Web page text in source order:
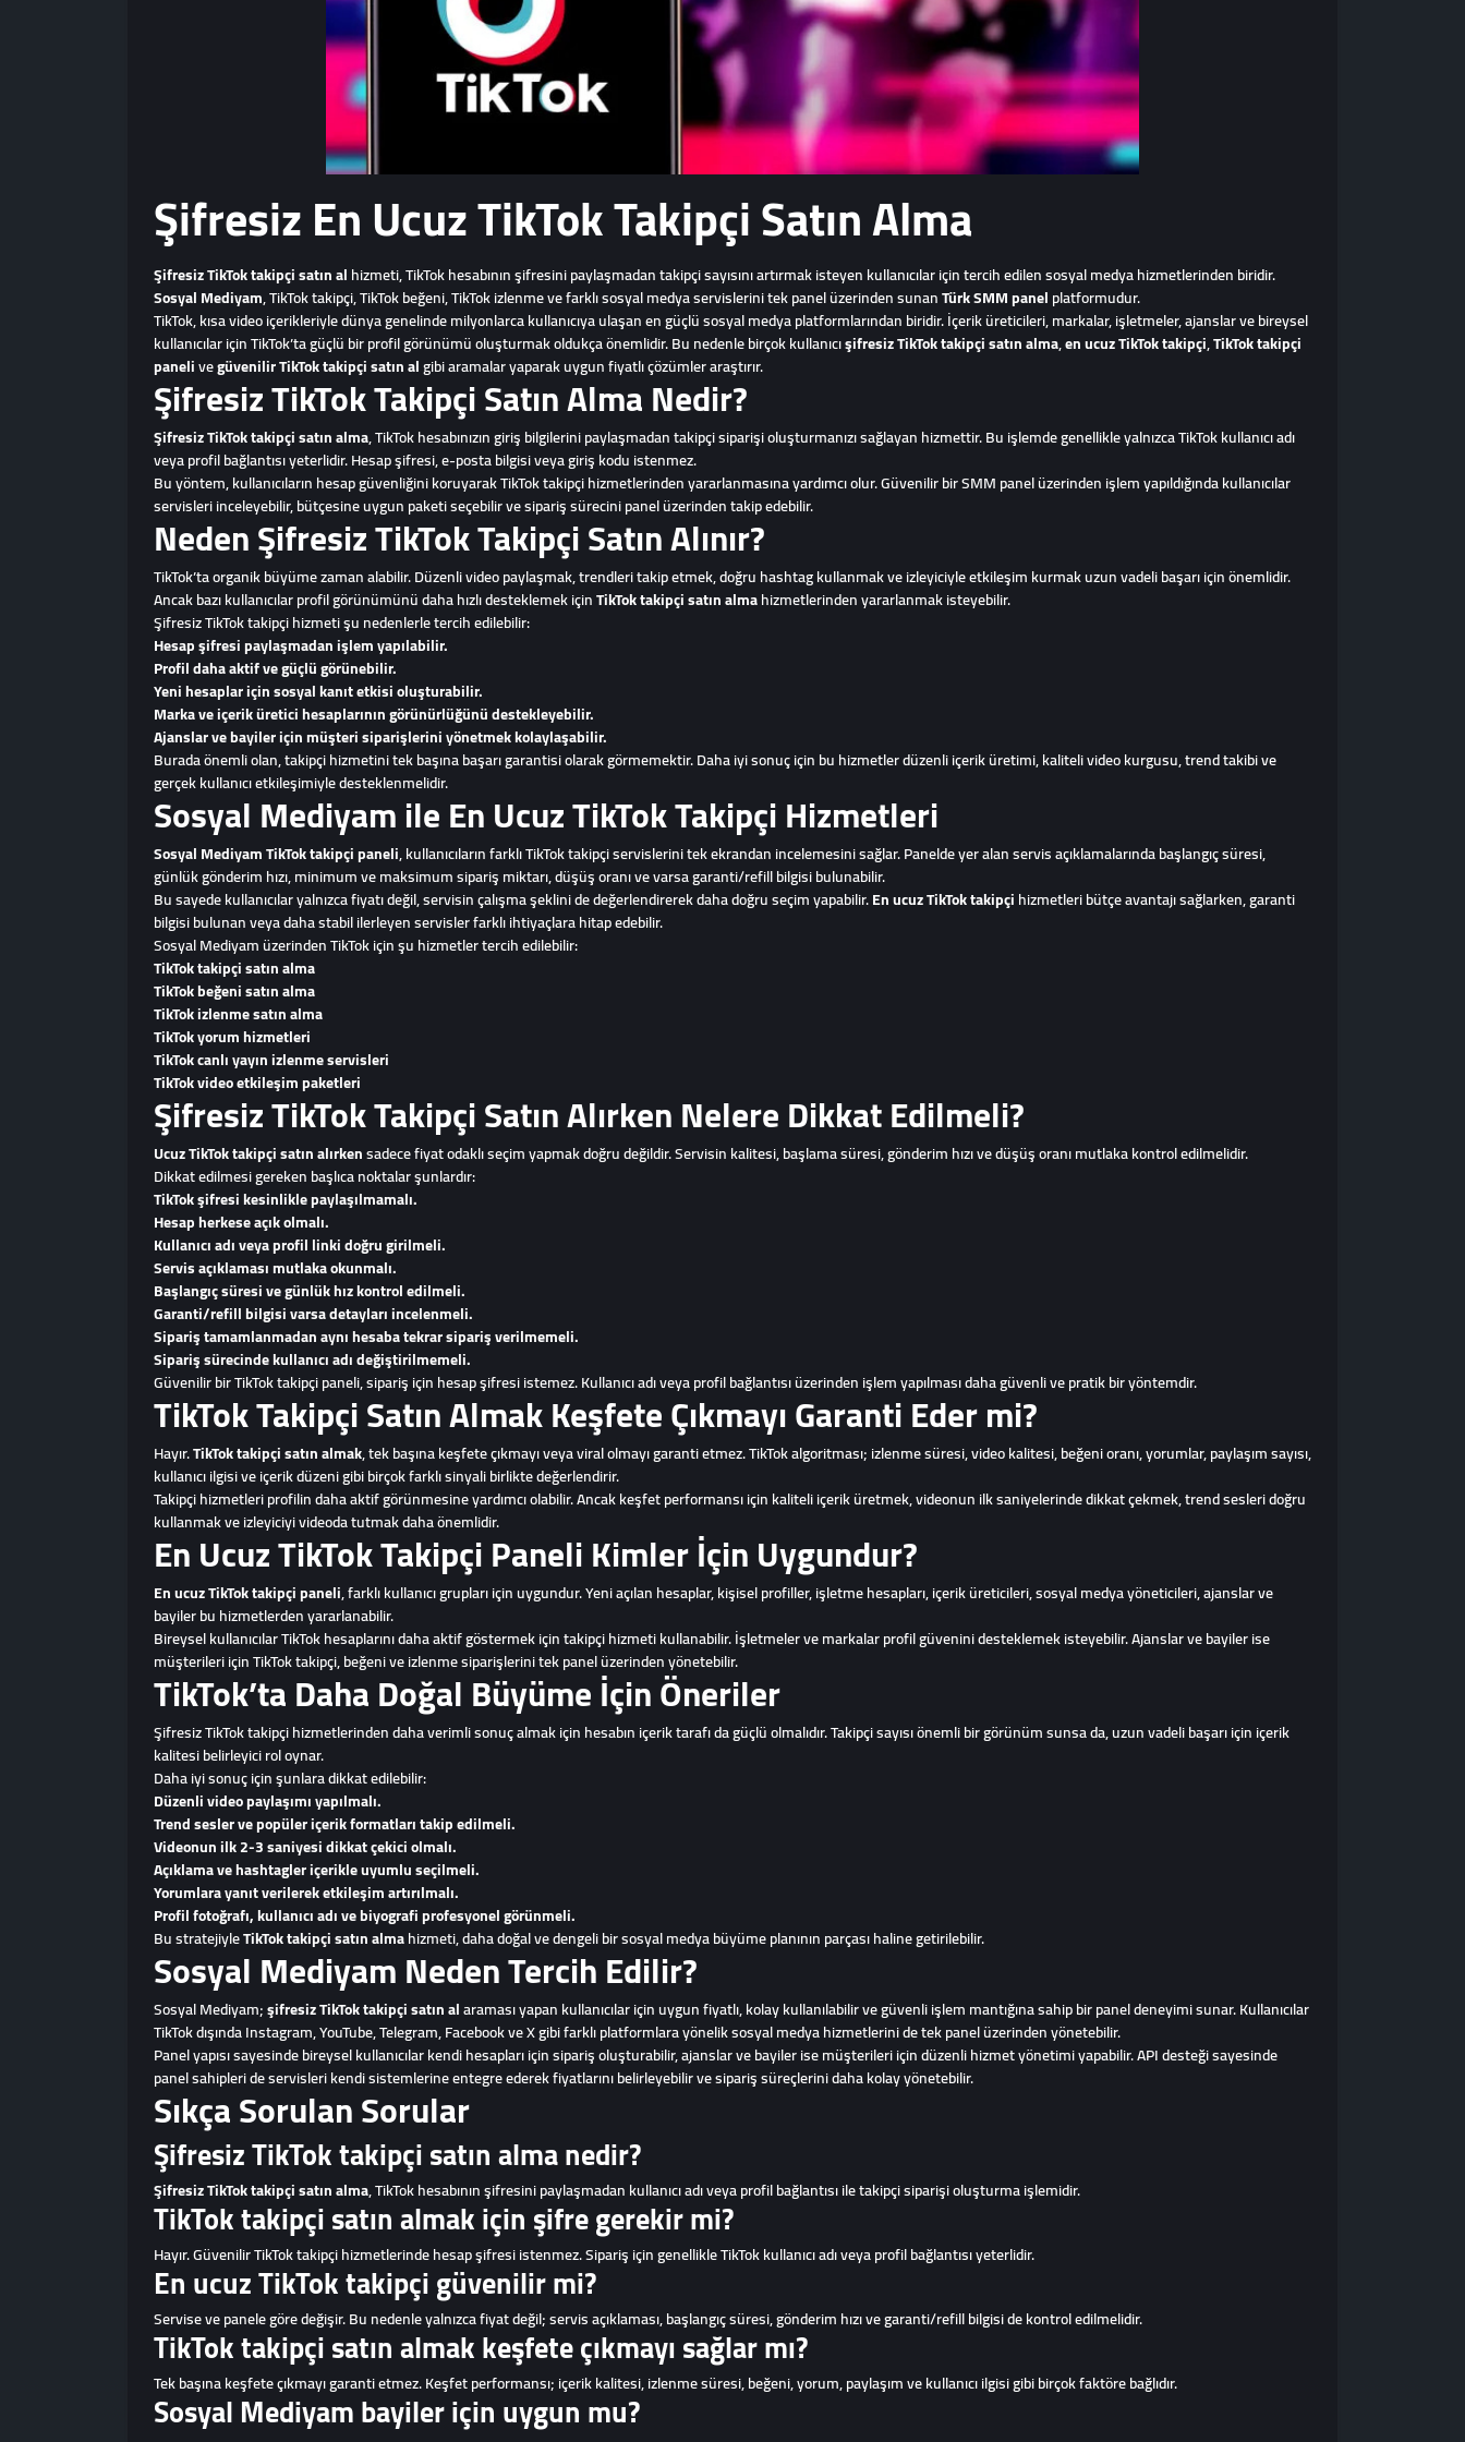
Şifresiz En Ucuz TikTok Takipçi Satın Alma
Şifresiz TikTok takipçi satın alhizmeti, TikTok hesabının şifresini paylaşmadan takipçi sayısını artırmak isteyen kullanıcılar için tercih edilen sosyal medya hizmetlerinden biridir.
Sosyal Mediyam, TikTok takipçi, TikTok beğeni, TikTok izlenme ve farklı sosyal medya servislerini tek panel üzerinden sunanTürk SMM panelplatformudur.
TikTok, kısa video içerikleriyle dünya genelinde milyonlarca kullanıcıya ulaşan en güçlü sosyal medya platformlarından biridir. İçerik üreticileri, markalar, işletmeler, ajanslar ve bireysel
kullanıcılar için TikTok’ta güçlü bir profil görünümü oluşturmak oldukça önemlidir. Bu nedenle birçok kullanıcışifresiz TikTok takipçi satın alma,en ucuz TikTok takipçi,TikTok takipçi
panelivegüvenilir TikTok takipçi satın algibi aramalar yaparak uygun fiyatlı çözümler araştırır.
Şifresiz TikTok Takipçi Satın Alma Nedir?
Şifresiz TikTok takipçi satın alma, TikTok hesabınızın giriş bilgilerini paylaşmadan takipçi siparişi oluşturmanızı sağlayan hizmettir. Bu işlemde genellikle yalnızca TikTok kullanıcı adı
veya profil bağlantısı yeterlidir. Hesap şifresi, e-posta bilgisi veya giriş kodu istenmez.
Bu yöntem, kullanıcıların hesap güvenliğini koruyarak TikTok takipçi hizmetlerinden yararlanmasına yardımcı olur. Güvenilir bir SMM panel üzerinden işlem yapıldığında kullanıcılar
servisleri inceleyebilir, bütçesine uygun paketi seçebilir ve sipariş sürecini panel üzerinden takip edebilir.
Neden Şifresiz TikTok Takipçi Satın Alınır?
TikTok’ta organik büyüme zaman alabilir. Düzenli video paylaşmak, trendleri takip etmek, doğru hashtag kullanmak ve izleyiciyle etkileşim kurmak uzun vadeli başarı için önemlidir.
Ancak bazı kullanıcılar profil görünümünü daha hızlı desteklemek içinTikTok takipçi satın almahizmetlerinden yararlanmak isteyebilir.
Şifresiz TikTok takipçi hizmeti şu nedenlerle tercih edilebilir:
Hesap şifresi paylaşmadan işlem yapılabilir.
Profil daha aktif ve güçlü görünebilir.
Yeni hesaplar için sosyal kanıt etkisi oluşturabilir.
Marka ve içerik üretici hesaplarının görünürlüğünü destekleyebilir.
Ajanslar ve bayiler için müşteri siparişlerini yönetmek kolaylaşabilir.
Burada önemli olan, takipçi hizmetini tek başına başarı garantisi olarak görmemektir. Daha iyi sonuç için bu hizmetler düzenli içerik üretimi, kaliteli video kurgusu, trend takibi ve
gerçek kullanıcı etkileşimiyle desteklenmelidir.
Sosyal Mediyam ile En Ucuz TikTok Takipçi Hizmetleri
Sosyal Mediyam TikTok takipçi paneli, kullanıcıların farklı TikTok takipçi servislerini tek ekrandan incelemesini sağlar. Panelde yer alan servis açıklamalarında başlangıç süresi,
günlük gönderim hızı, minimum ve maksimum sipariş miktarı, düşüş oranı ve varsa garanti/refill bilgisi bulunabilir.
Bu sayede kullanıcılar yalnızca fiyatı değil, servisin çalışma şeklini de değerlendirerek daha doğru seçim yapabilir.En ucuz TikTok takipçihizmetleri bütçe avantajı sağlarken, garanti
bilgisi bulunan veya daha stabil ilerleyen servisler farklı ihtiyaçlara hitap edebilir.
Sosyal Mediyam üzerinden TikTok için şu hizmetler tercih edilebilir:
TikTok takipçi satın alma
TikTok beğeni satın alma
TikTok izlenme satın alma
TikTok yorum hizmetleri
TikTok canlı yayın izlenme servisleri
TikTok video etkileşim paketleri
Şifresiz TikTok Takipçi Satın Alırken Nelere Dikkat Edilmeli?
Ucuz TikTok takipçi satın alırkensadece fiyat odaklı seçim yapmak doğru değildir. Servisin kalitesi, başlama süresi, gönderim hızı ve düşüş oranı mutlaka kontrol edilmelidir.
Dikkat edilmesi gereken başlıca noktalar şunlardır:
TikTok şifresi kesinlikle paylaşılmamalı.
Hesap herkese açık olmalı.
Kullanıcı adı veya profil linki doğru girilmeli.
Servis açıklaması mutlaka okunmalı.
Başlangıç süresi ve günlük hız kontrol edilmeli.
Garanti/refill bilgisi varsa detayları incelenmeli.
Sipariş tamamlanmadan aynı hesaba tekrar sipariş verilmemeli.
Sipariş sürecinde kullanıcı adı değiştirilmemeli.
Güvenilir bir TikTok takipçi paneli, sipariş için hesap şifresi istemez. Kullanıcı adı veya profil bağlantısı üzerinden işlem yapılması daha güvenli ve pratik bir yöntemdir.
TikTok Takipçi Satın Almak Keşfete Çıkmayı Garanti Eder mi?
Hayır.TikTok takipçi satın almak, tek başına keşfete çıkmayı veya viral olmayı garanti etmez. TikTok algoritması; izlenme süresi, video kalitesi, beğeni oranı, yorumlar, paylaşım sayısı,
kullanıcı ilgisi ve içerik düzeni gibi birçok farklı sinyali birlikte değerlendirir.
Takipçi hizmetleri profilin daha aktif görünmesine yardımcı olabilir. Ancak keşfet performansı için kaliteli içerik üretmek, videonun ilk saniyelerinde dikkat çekmek, trend sesleri doğru
kullanmak ve izleyiciyi videoda tutmak daha önemlidir.
En Ucuz TikTok Takipçi Paneli Kimler İçin Uygundur?
En ucuz TikTok takipçi paneli, farklı kullanıcı grupları için uygundur. Yeni açılan hesaplar, kişisel profiller, işletme hesapları, içerik üreticileri, sosyal medya yöneticileri, ajanslar ve
bayiler bu hizmetlerden yararlanabilir.
Bireysel kullanıcılar TikTok hesaplarını daha aktif göstermek için takipçi hizmeti kullanabilir. İşletmeler ve markalar profil güvenini desteklemek isteyebilir. Ajanslar ve bayiler ise
müşterileri için TikTok takipçi, beğeni ve izlenme siparişlerini tek panel üzerinden yönetebilir.
TikTok’ta Daha Doğal Büyüme İçin Öneriler
Şifresiz TikTok takipçi hizmetlerinden daha verimli sonuç almak için hesabın içerik tarafı da güçlü olmalıdır. Takipçi sayısı önemli bir görünüm sunsa da, uzun vadeli başarı için içerik
kalitesi belirleyici rol oynar.
Daha iyi sonuç için şunlara dikkat edilebilir:
Düzenli video paylaşımı yapılmalı.
Trend sesler ve popüler içerik formatları takip edilmeli.
Videonun ilk 2-3 saniyesi dikkat çekici olmalı.
Açıklama ve hashtagler içerikle uyumlu seçilmeli.
Yorumlara yanıt verilerek etkileşim artırılmalı.
Profil fotoğrafı, kullanıcı adı ve biyografi profesyonel görünmeli.
Bu stratejiyleTikTok takipçi satın almahizmeti, daha doğal ve dengeli bir sosyal medya büyüme planının parçası haline getirilebilir.
Sosyal Mediyam Neden Tercih Edilir?
Sosyal Mediyam;şifresiz TikTok takipçi satın alaraması yapan kullanıcılar için uygun fiyatlı, kolay kullanılabilir ve güvenli işlem mantığına sahip bir panel deneyimi sunar. Kullanıcılar
TikTok dışında Instagram, YouTube, Telegram, Facebook ve X gibi farklı platformlara yönelik sosyal medya hizmetlerini de tek panel üzerinden yönetebilir.
Panel yapısı sayesinde bireysel kullanıcılar kendi hesapları için sipariş oluşturabilir, ajanslar ve bayiler ise müşterileri için düzenli hizmet yönetimi yapabilir. API desteği sayesinde
panel sahipleri de servisleri kendi sistemlerine entegre ederek fiyatlarını belirleyebilir ve sipariş süreçlerini daha kolay yönetebilir.
Sıkça Sorulan Sorular
Şifresiz TikTok takipçi satın alma nedir?
Şifresiz TikTok takipçi satın alma, TikTok hesabının şifresini paylaşmadan kullanıcı adı veya profil bağlantısı ile takipçi siparişi oluşturma işlemidir.
TikTok takipçi satın almak için şifre gerekir mi?
Hayır. Güvenilir TikTok takipçi hizmetlerinde hesap şifresi istenmez. Sipariş için genellikle TikTok kullanıcı adı veya profil bağlantısı yeterlidir.
En ucuz TikTok takipçi güvenilir mi?
Servise ve panele göre değişir. Bu nedenle yalnızca fiyat değil; servis açıklaması, başlangıç süresi, gönderim hızı ve garanti/refill bilgisi de kontrol edilmelidir.
TikTok takipçi satın almak keşfete çıkmayı sağlar mı?
Tek başına keşfete çıkmayı garanti etmez. Keşfet performansı; içerik kalitesi, izlenme süresi, beğeni, yorum, paylaşım ve kullanıcı ilgisi gibi birçok faktöre bağlıdır.
Sosyal Mediyam bayiler için uygun mu?